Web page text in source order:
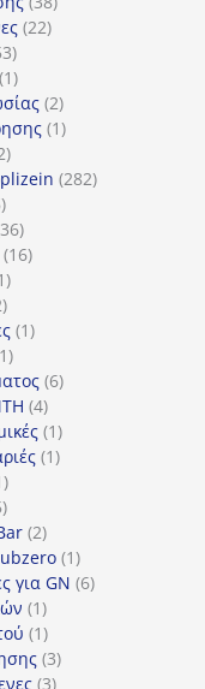
προϊόντα
2222
53
προϊόντα
11
προϊόν
22
προϊόντα
11
2
προϊόντα282282
65
προϊόντα
3636
προϊόντα
1616
1
προϊόν
2
προϊόντα
11
1
προϊόν
66
44
προϊόντα
11
προϊόν
11
1
προϊόν
25
προϊόντα
22
προϊόντα
11
προϊόν
για GN 66
11
προϊόν
11
προϊόν
33
προϊόντα
33